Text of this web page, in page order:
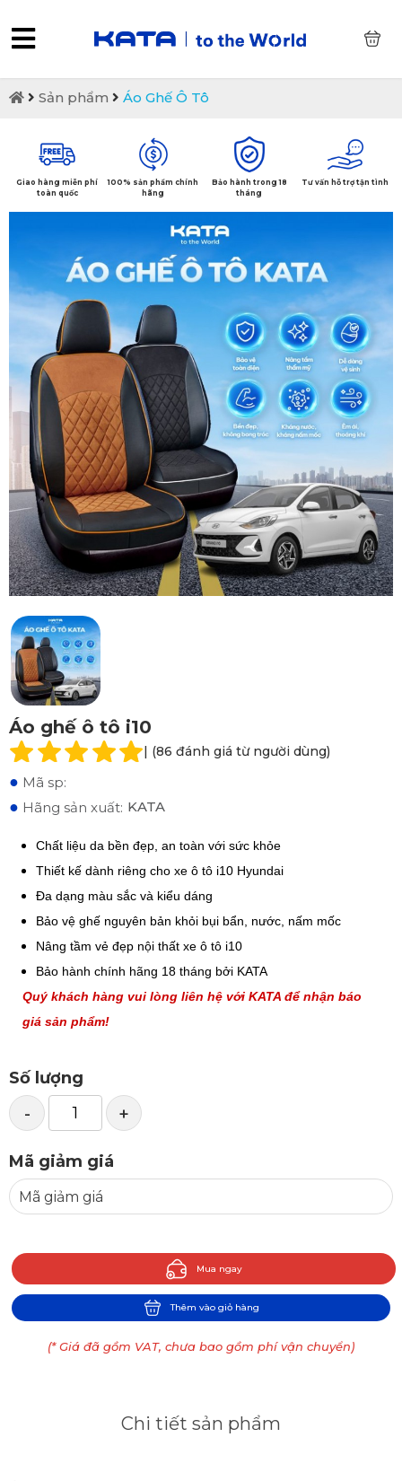
Sản phẩm Áo Ghế Ô Tô
Giao hàng miễn phí
toàn quốc
100% sản phẩm chính
hãng
Bảo hành trong 18
tháng
Tư vấn hỗ trợ tận tình
Áo ghế ô tô i10
| (86 đánh giá từ người dùng)
● Mã sp:
● Hãng sản xuất: KATA
Chất liệu da bền đẹp, an toàn với sức khỏe
Thiết kế dành riêng cho xe ô tô i10 Hyundai
Đa dạng màu sắc và kiểu dáng
Bảo vệ ghế nguyên bản khỏi bụi bẩn, nước, nấm mốc
Nâng tầm vẻ đẹp nội thất xe ô tô i10
Bảo hành chính hãng 18 tháng bởi KATA
Quý khách hàng vui lòng liên hệ với KATA để nhận báo
giá sản phẩm!
Số lượng
- +
Mã giảm giá
Mua ngay
Thêm vào giỏ hàng
(* Giá đã gồm VAT, chưa bao gồm phí vận chuyển)
Chi tiết sản phẩm